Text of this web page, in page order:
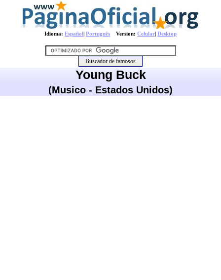
Idioma: Español| Português Version: Celular| Desktop
Young Buck
(Musico - Estados Unidos)